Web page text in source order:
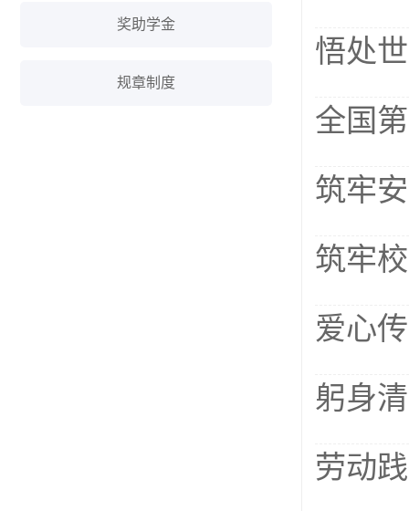
奖助学金
规章制度
悟处
全国
筑牢
筑牢
爱心
躬身
劳动